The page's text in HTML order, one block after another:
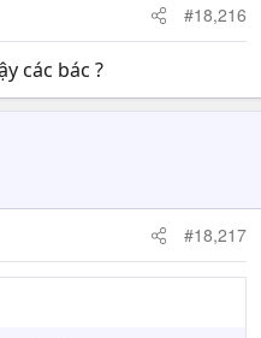
#18,216
các bác ?
#18,217